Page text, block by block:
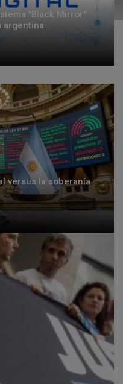
"Black Mirror"
argentina
versus la soberanía